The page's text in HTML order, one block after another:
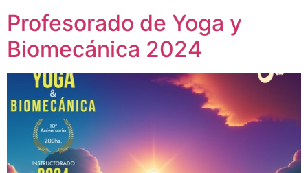
Profesorado de Yoga y
Biomecánica 2024